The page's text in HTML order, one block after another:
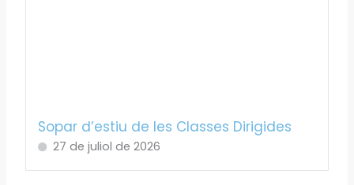
Sopar d’estiu de les Classes Dirigides
27 de juliol de 2026